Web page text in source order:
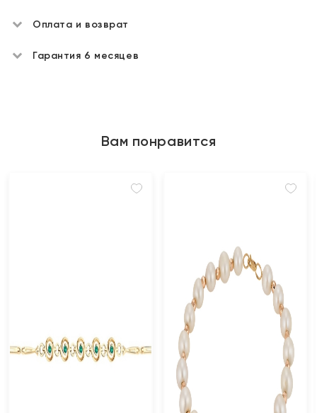
Оплата и возврат
Гарантия 6 месяцев
Вам понравится